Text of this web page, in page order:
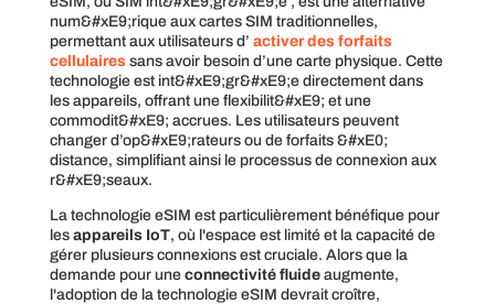
num&#xE9;rique aux cartes SIM traditionnelles,
permettant aux utilisateurs d’ activer des forfaits
cellulairessans avoir besoin d’une carte physique. Cette
technologie est int&#xE9;gr&#xE9;e directement dans
les appareils, offrant une flexibilit&#xE9; et une
commodit&#xE9; accrues. Les utilisateurs peuvent
changer d’op&#xE9;rateurs ou de forfaits &#xE0;
distance, simplifiant ainsi le processus de connexion aux
r&#xE9;seaux.
La technologie eSIM est particulièrement bénéfique pour
les appareils IoT, où l'espace est limité et la capacité de
gérer plusieurs connexions est cruciale. Alors que la
demande pour une connectivité fluideaugmente,
l'adoption de la technologie eSIM devrait croître,